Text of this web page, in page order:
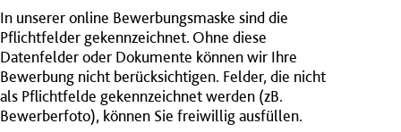
In unserer online Bewerbungsmaske sind die
Pflichtfelder gekennzeichnet. Ohne diese
Datenfelder oder Dokumente können wir Ihre
Bewerbung nicht berücksichtigen. Felder, die nicht
als Pflichtfelde gekennzeichnet werden (zB.
Bewerberfoto), können Sie freiwillig ausfüllen.